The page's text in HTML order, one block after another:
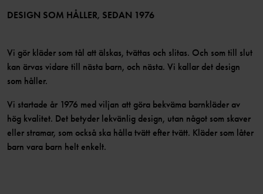
Bli medlem
DESIGN SOM HÅLLER, SEDAN 1976
Vi gör kläder som tål att älskas, tvättas och slitas. Och som till slut
kan ärvas vidare till nästa barn, och nästa. Vi kallar det design
som håller.
Vi startade år 1976 med viljan att göra bekväma barnkläder av
hög kvalitet. Det betyder lekvänlig design, utan något som skaver
eller stramar, som också ska hålla tvätt efter tvätt. Kläder som låter
barn vara barn helt enkelt.